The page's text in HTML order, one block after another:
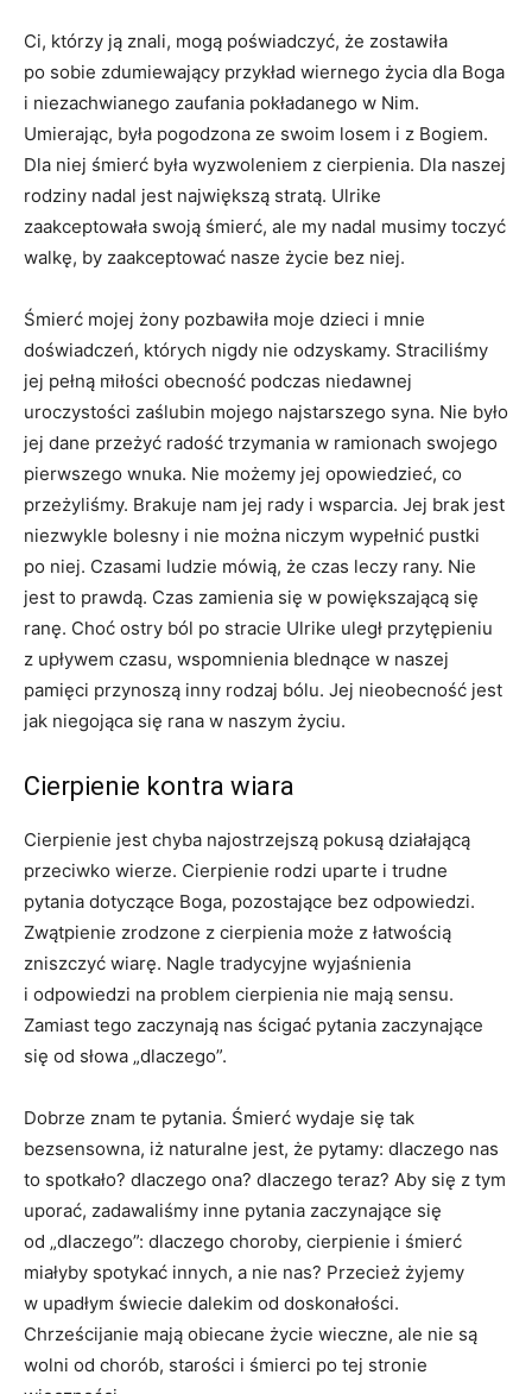
Ci, którzy ją znali, mogą poświadczyć, że zostawiła
po sobie zdumiewający przykład wiernego życia dla Boga
i niezachwianego zaufania pokładanego w Nim.
Umierając, była pogodzona ze swoim losem i z Bogiem.
Dla niej śmierć była wyzwoleniem z cierpienia. Dla naszej
rodziny nadal jest największą stratą. Ulrike
zaakceptowała swoją śmierć, ale my nadal musimy toczyć
walkę, by zaakceptować nasze życie bez niej.
Śmierć mojej żony pozbawiła moje dzieci i mnie
doświadczeń, których nigdy nie odzyskamy. Straciliśmy
jej pełną miłości obecność podczas niedawnej
uroczystości zaślubin mojego najstarszego syna. Nie było
jej dane przeżyć radość trzymania w ramionach swojego
pierwszego wnuka. Nie możemy jej opowiedzieć, co
przeżyliśmy. Brakuje nam jej rady i wsparcia. Jej brak jest
niezwykle bolesny i nie można niczym wypełnić pustki
po niej. Czasami ludzie mówią, że czas leczy rany. Nie
jest to prawdą. Czas zamienia się w powiększającą się
ranę. Choć ostry ból po stracie Ulrike uległ przytępieniu
z upływem czasu, wspomnienia blednące w naszej
pamięci przynoszą inny rodzaj bólu. Jej nieobecność jest
jak niegojąca się rana w naszym życiu.
Cierpienie kontra wiara
Cierpienie jest chyba najostrzejszą pokusą działającą
przeciwko wierze. Cierpienie rodzi uparte i trudne
pytania dotyczące Boga, pozostające bez odpowiedzi.
Zwątpienie zrodzone z cierpienia może z łatwością
zniszczyć wiarę. Nagle tradycyjne wyjaśnienia
i odpowiedzi na problem cierpienia nie mają sensu.
Zamiast tego zaczynają nas ścigać pytania zaczynające
się od słowa „dlaczego”.
Dobrze znam te pytania. Śmierć wydaje się tak
bezsensowna, iż naturalne jest, że pytamy: dlaczego nas
to spotkało? dlaczego ona? dlaczego teraz? Aby się z tym
uporać, zadawaliśmy inne pytania zaczynające się
od „dlaczego”: dlaczego choroby, cierpienie i śmierć
miałyby spotykać innych, a nie nas? Przecież żyjemy
w upadłym świecie dalekim od doskonałości.
Chrześcijanie mają obiecane życie wieczne, ale nie są
wolni od chorób, starości i śmierci po tej stronie